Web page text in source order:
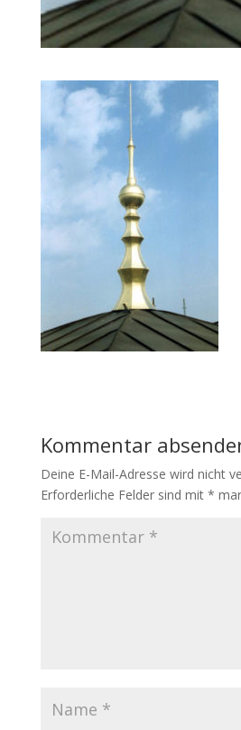
Kommentar
Deine E-Mail-Adresse wird nicht
Erforderliche Felder sind mit *